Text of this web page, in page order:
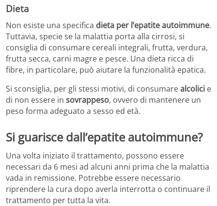
Dieta
Non esiste una specifica dieta per l’epatite autoimmune.
Tuttavia, specie se la malattia porta alla cirrosi, si
consiglia di consumare cereali integrali, frutta, verdura,
frutta secca, carni magre e pesce. Una dieta ricca di
fibre, in particolare, può aiutare la funzionalità epatica.
Si sconsiglia, per gli stessi motivi, di consumarealcolici e
di non essere in sovrappeso, ovvero di mantenere un
peso forma adeguato a sesso ed età.
Si guarisce dall’epatite autoimmune?
Una volta iniziato il trattamento, possono essere
necessari da 6 mesi ad alcuni anni prima che la malattia
vada in remissione. Potrebbe essere necessario
riprendere la cura dopo averla interrotta o continuare il
trattamento per tutta la vita.